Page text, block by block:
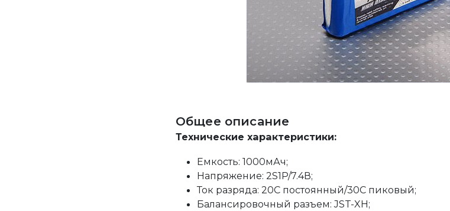
Общее описание
Технические характеристики:
Емкость: 1000мАч;
Напряжение: 2S1P/7.4В;
Ток разряда: 20C постоянный/30C пиковый;
Балансировочный разъем: JST-XH;